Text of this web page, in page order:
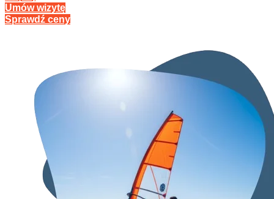
Umów wizytę
Sprawdź ceny